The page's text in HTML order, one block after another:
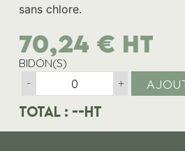
sans chlore.
70,24 € HT
BIDON(S)
-
+
Total : --HT